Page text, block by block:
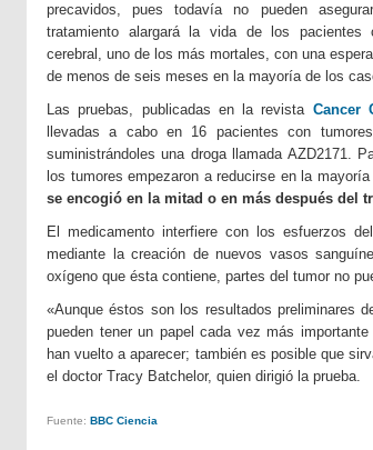
precavidos, pues todavía no pueden
tratamiento alargará la vida de los pacientes
cerebral, uno de los más mortales, con una
de menos de seis meses en la mayoría de los
Las pruebas, publicadas en la revista Cancer
llevadas a cabo en 16 pacientes con
suministrándoles una droga llamada AZD2171.
los tumores empezaron a reducirse en la
se encogió en la mitad o en más después del
El medicamento interfiere con los esfuerzos
mediante la creación de nuevos vasos
oxígeno que ésta contiene, partes del tumor no
«Aunque éstos son los resultados preliminares
pueden tener un papel cada vez más
han vuelto a aparecer; también es posible que
el doctor Tracy Batchelor, quien dirigió la prueba.
Fuente: BBC Ciencia